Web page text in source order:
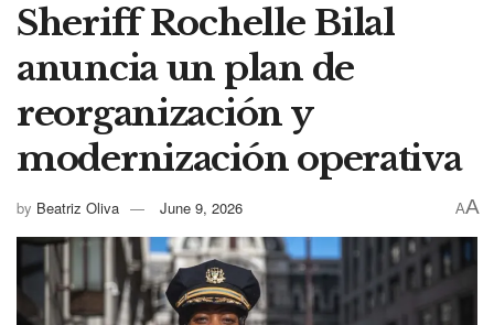
Sheriff Rochelle Bilal
anuncia un plan de
reorganización y
modernización operativa
by Beatriz Oliva June 9, 2026 AA